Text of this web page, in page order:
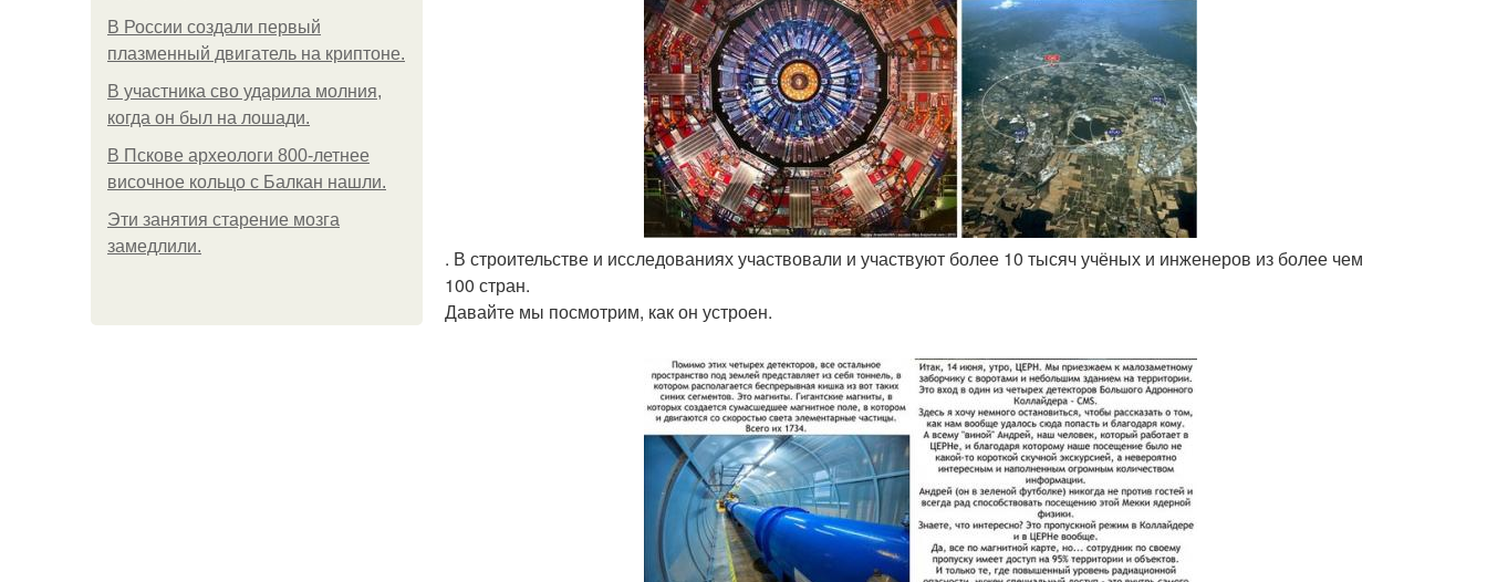
В России создали первый
плазменный двигатель на криптоне.
В участника сво ударила молния,
когда он был на лошади.
В Пскове археологи 800-летнее
височное кольцо с Балкан нашли.
Эти занятия старение мозга
замедлили.
. В строительстве и исследованиях участвовали и участвуют более 10 тысяч учёных и инженеров из более чем
100 стран.
Давайте мы посмотрим, как он устроен.